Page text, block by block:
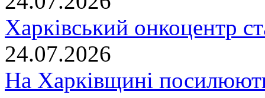
Харківський онкоцентр
24.07.2026
На Харківщині